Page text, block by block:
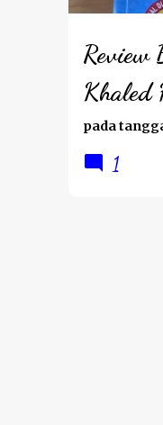
Review
Khaled
pada
1